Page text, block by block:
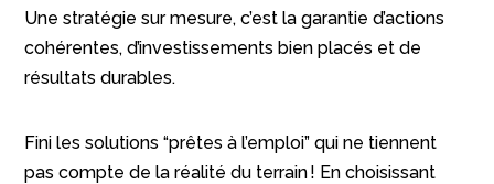
Une stratégie sur mesure, c’est la garantie d’actions
cohérentes, d’investissements bien placés et de
résultats durables.
Fini les solutions “prêtes à l’emploi” qui ne tiennent
pas compte de la réalité du terrain ! En choisissant